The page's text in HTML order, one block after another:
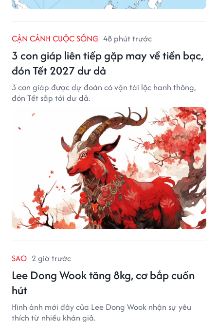
CẬN CẢNH CUỘC SỐNG 48 phút trước
3 con giáp liên tiếp gặp may về tiền bạc,
đón Tết 2027 dư dả
3 con giáp được dự đoán có vận tài lộc hanh thông,
đón Tết sắp tới dư dả.
SAO 2 giờ trước
Lee Dong Wook tăng 8kg, cơ bắp cuốn
hút
Hình ảnh mới đây của Lee Dong Wook nhận sự yêu
thích từ nhiều khán giả.